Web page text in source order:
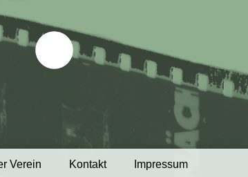
e.V.
Verein Kontakt Impressum